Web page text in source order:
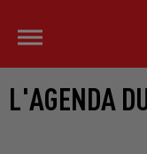
L'AGENDA